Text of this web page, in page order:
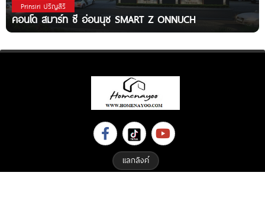
Prinsiri ปริญสิริ
คอนโด สมาร์ท ซี อ่อนนุช SMART Z ONNUCH
แลกลิงค์